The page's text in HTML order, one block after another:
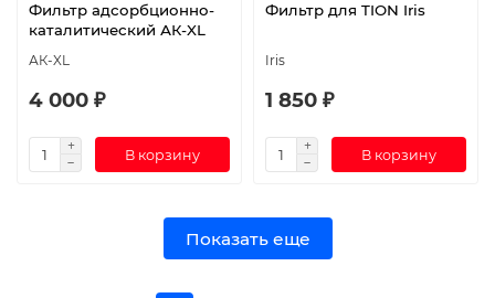
Фильтр адсорбционно-
каталитический АК-XL
АК-XL
4 000 ₽
В корзину
Фильтр для TION Iris
Iris
1 850 ₽
В корзину
Показать еще